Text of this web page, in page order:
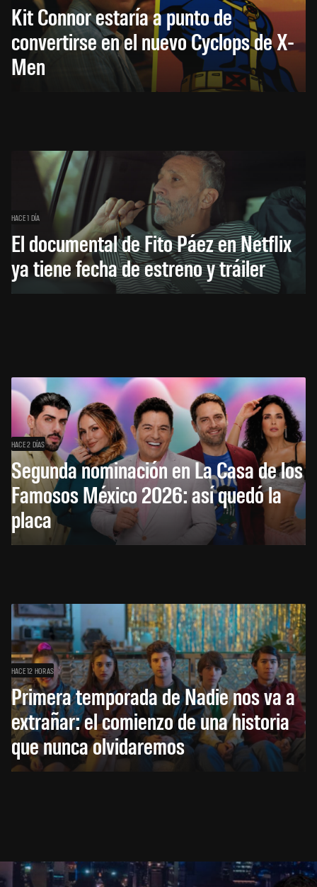
Kit Connor estaría a punto de
convertirse en el nuevo Cyclops de X-
Men
HACE 1 DÍA
El documental de Fito Páez en Netflix
ya tiene fecha de estreno y tráiler
HACE 2 DÍAS
Segunda nominación en La Casa de los
Famosos México 2026: así quedó la
placa
HACE 12 HORAS
Primera temporada de Nadie nos va a
extrañar: el comienzo de una historia
que nunca olvidaremos